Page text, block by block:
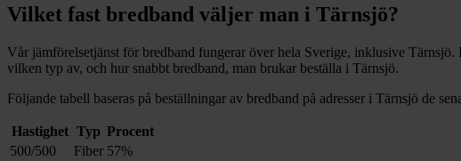
Vilket fast bredband väljer man i Tärnsjö?
Vår jämförelsetjänst för bredband fungerar över hela Sverige, inklusive Tärnsjö.
vilken typ av, och hur snabbt bredband, man brukar beställa i Tärnsjö.
Följande tabell baseras på beställningar av bredband på adresser i Tärnsjö de
Hastighet Typ Procent
500/500
Fiber 57%